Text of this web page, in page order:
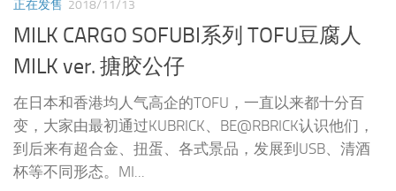
正在发售 2018/11/13
MILK CARGO SOFUBI系列 TOFU豆腐人
MILK ver. 搪胶公仔
在日本和香港均人气高企的TOFU，一直以来都十分百
变，大家由最初通过KUBRICK、BE@RBRICK认识他们，
到后来有超合金、扭蛋、各式景品，发展到USB、清酒
杯等不同形态。MI...